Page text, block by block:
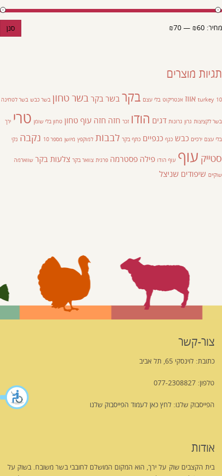
סנן מחיר: ₪60
—
₪70
תגיות מוצרים
10
turkey אווז אנטריקוט בלי עצם בקרבשר בקרבשר טחון בשר כבש בשר לטחינה
בשר לקציצות גרון גרונות דגים הודו זכר חזה חזה עוף טחון טחון בלי שומן טרי ירך
בלי עצם ירכיים כבש כנף כנפיים כתף בקר לבבות למוקפץ מיושן מספר 10 נקבה נקי
סטייק עוף עוף הודו פילה פסטרמה פרגית צוואר בקר צלעות בקר שווארמה
שוקיים שיפודים שניצל
צור-קשר
כתובת: לוינסקי 65, תל אביב
טלפון: 077-2308827
הפייסבוק שלנו: לחץ כאן לעמוד הפייסבוק שלנו
אודות
בית הקצבים שוק על ירך, הוא המקום המושלם לחובבי בשר משובח. בשוק על